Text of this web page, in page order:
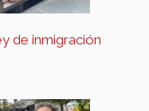
de inmigración